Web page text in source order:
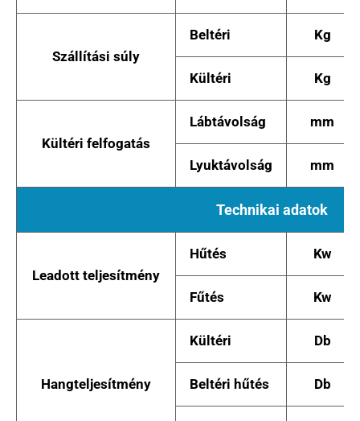
Szállítási súly
Beltéri Kg
Kültéri Kg
Kültéri felfogatás
Lábtávolság mm
Lyuktávolság mm
Technikai adatok
Leadott teljesítmény
Hűtés Kw
Fűtés Kw
Hangteljesítmény
Kültéri Db
Beltéri hűtés Db